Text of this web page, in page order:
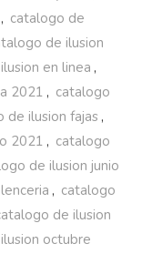
, catalogo de
de ilusion
en linea ,
2021 , catalogo
de ilusion fajas ,
2021 , catalogo
de ilusion junio
, catalogo
de ilusion
octubre